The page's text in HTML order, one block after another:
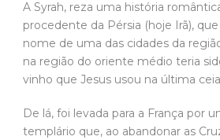
A Syrah, reza uma história
procedente da Pérsia (hoje Irã),
nome de uma das cidades da
na região do oriente médio teria
vinho que Jesus usou na última
De lá, foi levada para a França por
templário que, ao abandonar as